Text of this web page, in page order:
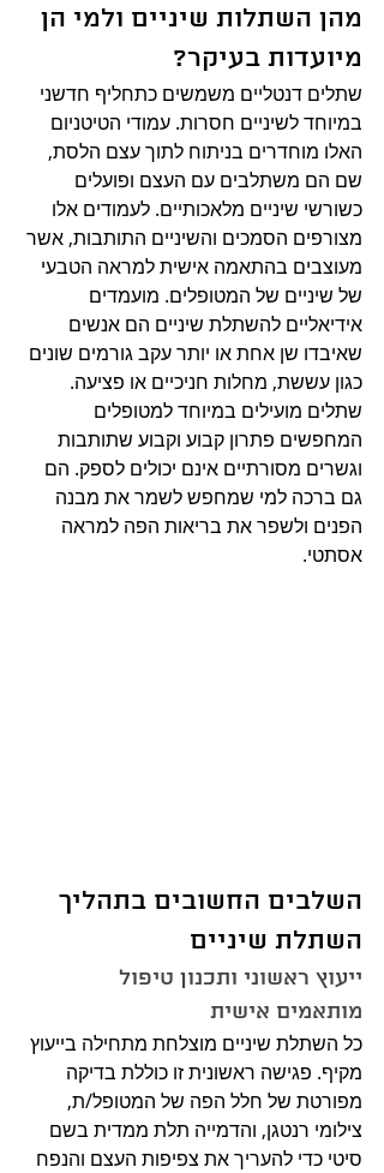
מהן השתלות שיניים ולמי הן
מיועדות בעיקר?
שתלים דנטליים משמשים כתחליף חדשני
במיוחד לשיניים חסרות. עמודי הטיטניום
האלו מוחדרים בניתוח לתוך עצם הלסת,
שם הם משתלבים עם העצם ופועלים
כשורשי שיניים מלאכותיים. לעמודים אלו
מצורפים הסמכים והשיניים התותבות, אשר
מעוצבים בהתאמה אישית למראה הטבעי
של שיניים של המטופלים. מועמדים
אידיאליים להשתלת שיניים הם אנשים
שאיבדו שן אחת או יותר עקב גורמים שונים
כגון עששת, מחלות חניכיים או פציעה.
שתלים מועילים במיוחד למטופלים
המחפשים פתרון קבוע וקבוע שתותבות
וגשרים מסורתיים אינם יכולים לספק. הם
גם ברכה למי שמחפש לשמר את מבנה
הפנים ולשפר את בריאות הפה למראה
אסתטי.
השלבים החשובים בתהליך
השתלת שיניים
ייעוץ ראשוני ותכנון טיפול
מותאמים אישית
כל השתלת שיניים מוצלחת מתחילה בייעוץ
מקיף. פגישה ראשונית זו כוללת בדיקה
מפורטת של חלל הפה של המטופל/ת,
צילומי רנטגן, והדמייה תלת ממדית בשם
סיטי כדי להעריך את צפיפות העצם והנפח